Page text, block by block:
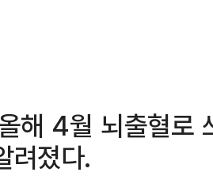
해 4월 뇌출혈로
려졌다.